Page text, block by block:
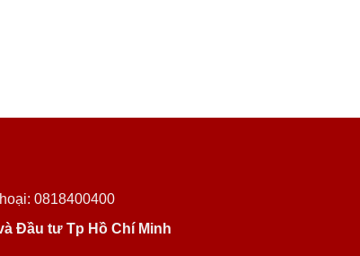
0818400400
Đầu tư Tp Hồ Chí Minh